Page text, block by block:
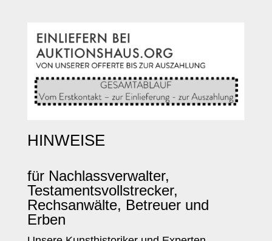
HINWEISE
für Nachlassverwalter,
Testamentsvollstrecker,
Rechsanwälte, Betreuer und
Erben